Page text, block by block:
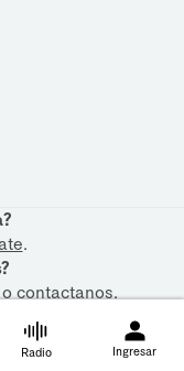
.
contactanos.
Radio Ingresar